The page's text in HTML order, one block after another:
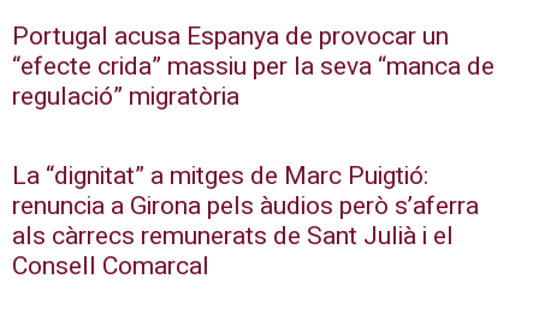
Portugal acusa Espanya de provocar un
“efecte crida” massiu per la seva “manca de
regulació” migratòria
La “dignitat” a mitges de Marc Puigtió:
renuncia a Girona pels àudios però s’aferra
als càrrecs remunerats de Sant Julià i el
Consell Comarcal